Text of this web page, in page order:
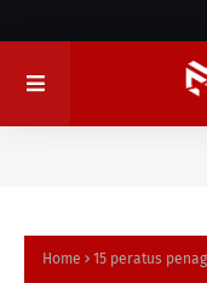
Home 15 peratus